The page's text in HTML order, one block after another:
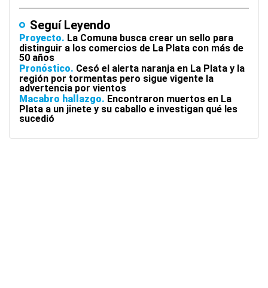
Seguí Leyendo
Proyecto La Comuna busca crear un sello para
distinguir a los comercios de La Plata con más de
50 años
Pronóstico Cesó el alerta naranja en La Plata y la
región por tormentas pero sigue vigente la
advertencia por vientos
Macabro hallazgo Encontraron muertos en La
Plata a un jinete y su caballo e investigan qué les
sucedió